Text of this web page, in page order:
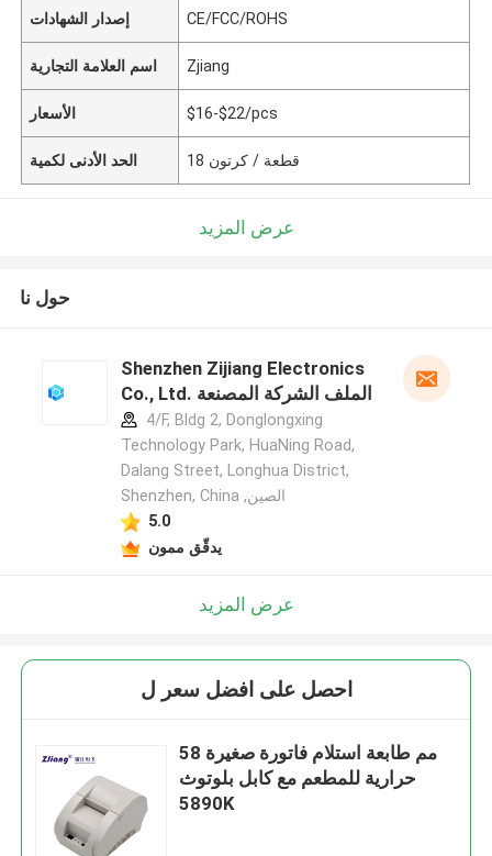
إصدار الشهادات CE/FCC/ROHS
اسم العلامة التجارية Zjiang
الأسعار $16-$22/pcs
الحد الأدنى لكمية 18 قطعة / كرتون
عرض المزيد
حول نا
Shenzhen Zijiang Electronics
Co., Ltd. الملف الشركة المصنعة
4/F, Bldg 2, Donglongxing
Technology Park, HuaNing Road,
Dalang Street, Longhua District,
Shenzhen, China ,الصين
5.0
يدقّق ممون
عرض المزيد
احصل على افضل سعر ل
58 مم طابعة استلام فاتورة صغيرة
حرارية للمطعم مع كابل بلوتوث
5890K